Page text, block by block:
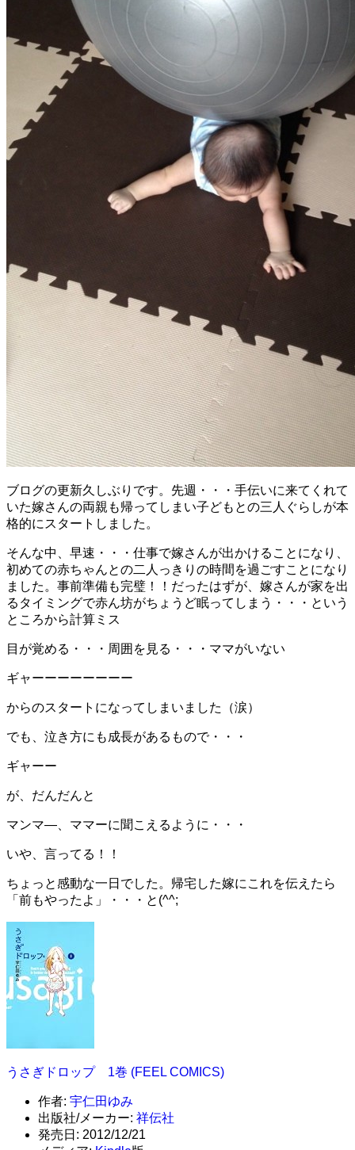
ブログの更新久しぶりです。先週・・・手伝いに来てくれて
いた嫁さんの両親も帰ってしまい子どもとの三人ぐらしが本
格的にスタートしました。
そんな中、早速・・・仕事で嫁さんが出かけることになり、
初めての赤ちゃんとの二人っきりの時間を過ごすことになり
ました。事前準備も完璧！！だったはずが、嫁さんが家を出
るタイミングで赤ん坊がちょうど眠ってしまう・・・という
ところから計算ミス
目が覚める・・・周囲を見る・・・ママがいない
ギャーーーーーーーー
からのスタートになってしまいました（涙）
でも、泣き方にも成長があるもので・・・
ギャーー
が、だんだんと
マンマ―、ママーに聞こえるように・・・
いや、言ってる！！
ちょっと感動な一日でした。帰宅した嫁にこれを伝えたら
「前もやったよ」・・・と(^^;
うさぎドロップ 1巻 (FEEL COMICS)
作者: 宇仁田ゆみ
出版社/メーカー: 祥伝社
発売日: 2012/12/21